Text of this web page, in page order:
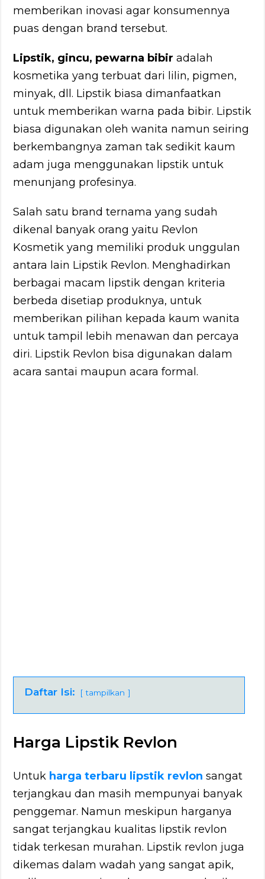
memberikan inovasi agar konsumennya
puas dengan brand tersebut.
Lipstik, gincu, pewarna bibir adalah
kosmetika yang terbuat dari lilin, pigmen,
minyak, dll. Lipstik biasa dimanfaatkan
untuk memberikan warna pada bibir. Lipstik
biasa digunakan oleh wanita namun seiring
berkembangnya zaman tak sedikit kaum
adam juga menggunakan lipstik untuk
menunjang profesinya.
Salah satu brand ternama yang sudah
dikenal banyak orang yaitu Revlon
Kosmetik yang memiliki produk unggulan
antara lain Lipstik Revlon. Menghadirkan
berbagai macam lipstik dengan kriteria
berbeda disetiap produknya, untuk
memberikan pilihan kepada kaum wanita
untuk tampil lebih menawan dan percaya
diri. Lipstik Revlon bisa digunakan dalam
acara santai maupun acara formal.
Daftar Isi: tampilkan
Harga Lipstik Revlon
Untuk harga terbaru lipstik revlon sangat
terjangkau dan masih mempunyai banyak
penggemar. Namun meskipun harganya
sangat terjangkau kualitas lipstik revlon
tidak terkesan murahan. Lipstik revlon juga
dikemas dalam wadah yang sangat apik,